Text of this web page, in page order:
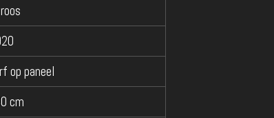
op paneel
cm